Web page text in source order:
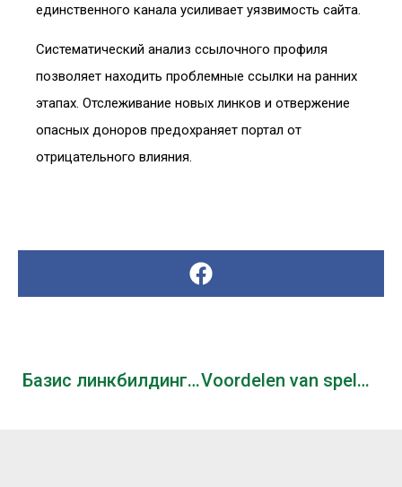
единственного канала усиливает уязвимость сайта.
Систематический анализ ссылочного профиля
позволяет находить проблемные ссылки на ранних
этапах. Отслеживание новых линков и отвержение
опасных доноров предохраняет портал от
отрицательного влияния.
Базис линкбилдинга для раскрутки сайта Voordelen van spelen bij online casino’s buiten de Nederlandse regelgeving